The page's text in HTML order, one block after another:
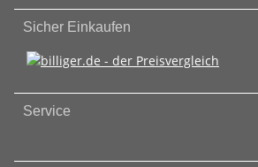
Sicher Einkaufen
Service